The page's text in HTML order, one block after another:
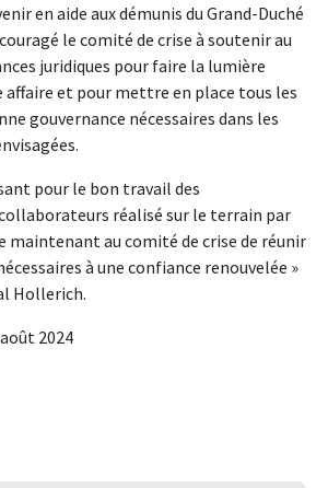
en aide aux démunis du Grand-Duché
le comité de crise à soutenir au
juridiques pour faire la lumière
et pour mettre en place tous les
gouvernance nécessaires dans les
pour le bon travail des
réalisé sur le terrain par
maintenant au comité de crise de réunir
à une confiance renouvelée »
Hollerich.
2024